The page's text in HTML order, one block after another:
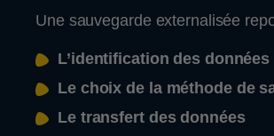
Une sauvegarde externalisée
L’identification des
Le choix de la méthode de
Le transfert des données